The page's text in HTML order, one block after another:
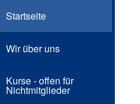
Startseite
Wir über uns
Kurse - offen für
Nichtmitglieder